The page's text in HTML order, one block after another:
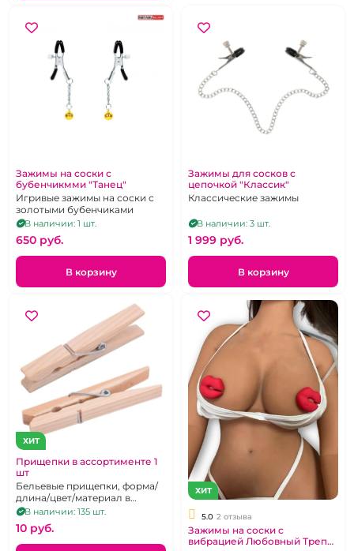
Зажимы на соски с
бубенчикмми "Танец"
Игривые зажимы на соски с
золотыми бубенчиками
В наличии: 1 шт.
650 pуб.
В корзину
Зажимы для сосков с
цепочкой "Классик"
Классические зажимы
В наличии: 3 шт.
1 999 pуб.
В корзину
ХИТ
Прищепки в ассортименте 1
шт
Бельевые прищепки, форма/
длина/цвет/материал в
ассортименте
В наличии: 135 шт.
10 pуб.
ХИТ
5.0 2 отзыва
Зажимы на соски с
вибрацией Любовный Трепет